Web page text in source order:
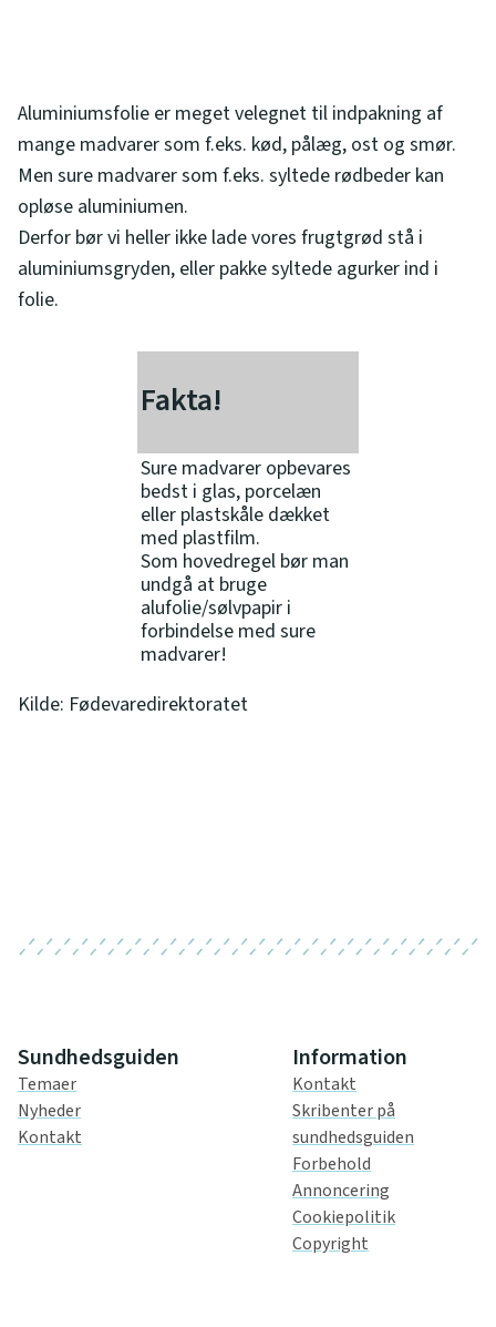
Aluminiumsfolie er meget velegnet til indpakning af
mange madvarer som f.eks. kød, pålæg, ost og smør.
Men sure madvarer som f.eks. syltede rødbeder kan
opløse aluminiumen.
Derfor bør vi heller ikke lade vores frugtgrød stå i
aluminiumsgryden, eller pakke syltede agurker ind i
folie.
Fakta!
Sure madvarer opbevares
bedst i glas, porcelæn
eller plastskåle dækket
med plastfilm.
Som hovedregel bør man
undgå at bruge
alufolie/sølvpapir i
forbindelse med sure
madvarer!
Kilde: Fødevaredirektoratet
Sundhedsguiden
Temaer
Nyheder
Kontakt
Information
Kontakt
Skribenter på
sundhedsguiden
Forbehold
Annoncering
Cookiepolitik
Copyright